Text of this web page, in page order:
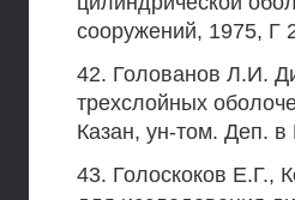
сооружений, 1975, Г
42. Голованов Л.И.
трехслойных
Казан, ун-том. Деп.
43. Голоскоков Е.Г.,